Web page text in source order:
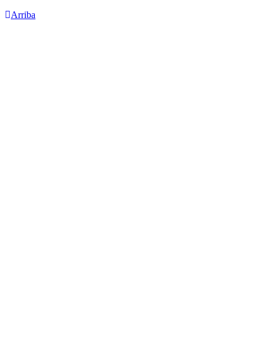
Arriba